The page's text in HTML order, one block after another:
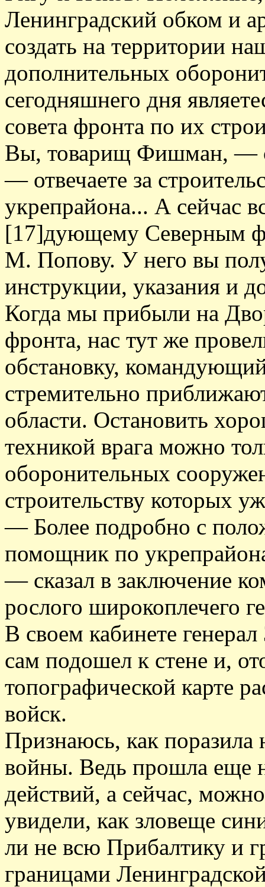
Ленинградский обком и
создать на территории
дополнительных
сегодняшнего дня
совета фронта по их
Вы, товарищ Фишман, —
— отвечаете за
укрепрайона... А сейчас
[17]дующему Северным
М. Попову. У него вы
инструкции, указания и
Когда мы прибыли на
фронта, нас тут же
обстановку,
стремительно
области. Остановить
техникой врага можно
оборонительных
строительству которых
— Более подробно с
помощник по
— сказал в заключение
рослого широкоплечего
В своем кабинете
сам подошел к стене и,
топографической карте
войск.
Признаюсь, как поразила
войны. Ведь прошла еще
действий, а сейчас,
увидели, как зловеще
ли не всю Прибалтику и
границами